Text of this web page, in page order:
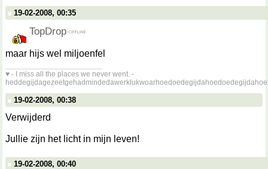
19-02-2008, 00:35
TopDrop
maar hijs wel miljoenfel
♥ - I miss all the places we never went. -
19-02-2008, 00:38
Verwijderd
Jullie zijn het licht in mijn leven!
19-02-2008, 00:40